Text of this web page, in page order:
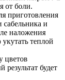
от боли.
приготовления
сабельника и
наложения
теплой
цветов
результат будет